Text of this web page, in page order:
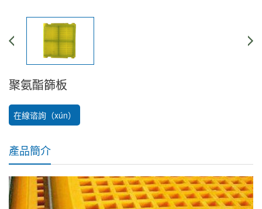
聚氨酯篩板
在線谘詢（xún）
產品簡介